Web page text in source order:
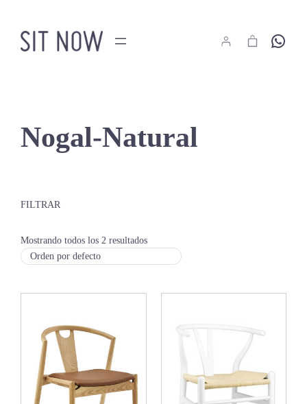
contenido
Hola
Nogal-Natural
FILTRAR
Mostrando todos los 2 resultados